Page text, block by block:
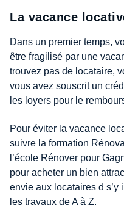
La vacance
Dans un premier temps,
être fragilisé par une
trouvez pas de locataire,
vous avez souscrit un
les loyers pour le
Pour éviter la vacance
suivre la formation
l’école Rénover pour
pour acheter un bien
envie aux locataires d s’y
les travaux de A à Z.